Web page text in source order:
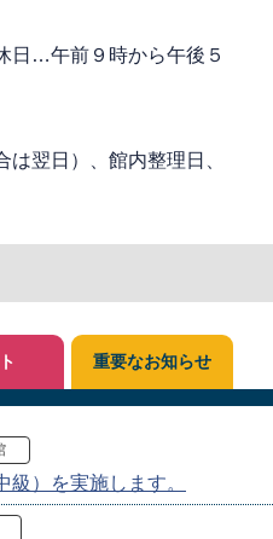
日…午前９時から午後５
は翌日）、館内整理日、
）を実施します。
重要なお知らせ